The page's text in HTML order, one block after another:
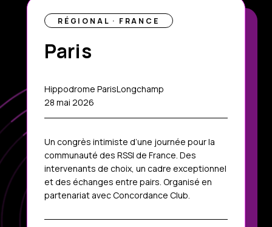
RÉGIONAL · FRANCE
Paris
Hippodrome ParisLongchamp
28 mai 2026
Un congrès intimiste d’une journée pour la
communauté des RSSI de France. Des
intervenants de choix, un cadre exceptionnel
et des échanges entre pairs. Organisé en
partenariat avec Concordance Club.